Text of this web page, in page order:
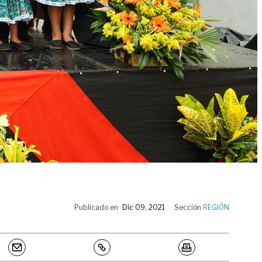
Publicado en Dic 09, 2021 Sección REGIÓN